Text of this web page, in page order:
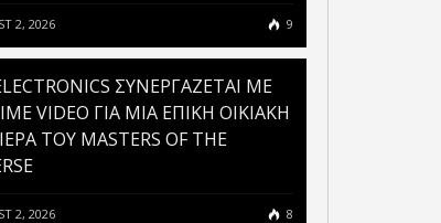
2, 2026 9
ΣΥΝΕΡΓΑΖΕΤΑΙ ΜΕ
VIDEO ΓΙΑ ΜΙΑ ΕΠΙΚΗ ΟΙΚΙΑΚΗ
ΤΟΥ MASTERS OF THE
2, 2026 8